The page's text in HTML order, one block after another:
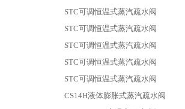
STC可调恒温式蒸汽疏水阀
STC可调恒温式蒸汽疏水阀
STC可调恒温式蒸汽疏水阀
STC可调恒温式蒸汽疏水阀
STC可调恒温式蒸汽疏水阀
CS14H液体膨胀式蒸汽疏水阀